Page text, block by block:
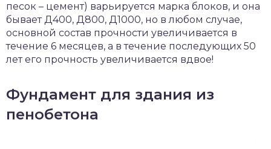
песок – цемент) варьируется марка блоков, и она
бывает Д400, Д800, Д1000, но в любом случае,
основной состав прочности увеличивается в
течение 6 месяцев, а в течение последующих 50
лет его прочность увеличивается вдвое!
Фундамент для здания из
пенобетона